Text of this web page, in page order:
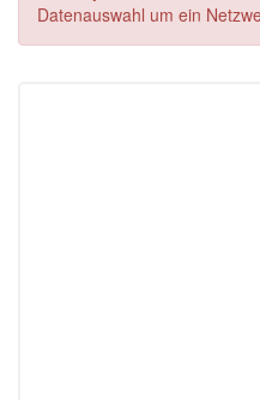
Datenauswahl um ein